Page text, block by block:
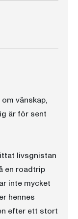
vänskap,
är för sent
livsgnistan
en roadtrip
inte mycket
hennes
efter ett stort